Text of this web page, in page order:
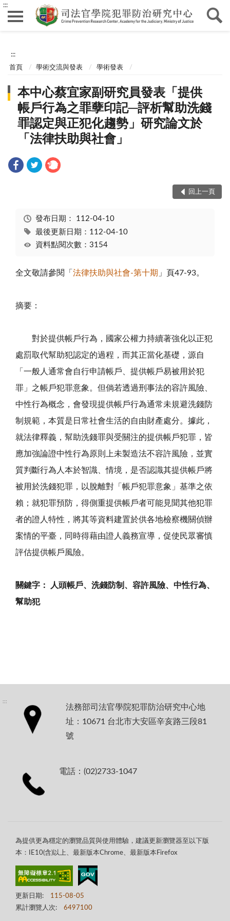
:::
:::
首頁 學術交流與發表 學術發表
本中心蔡宜家副研究員發表「提供
帳戶行為之罪孽印記─評析幫助洗錢
罪認定與正犯化趨勢」研究論文於
「法律扶助與社會」
回上一頁
發布日期： 112-04-10
最後更新日期：112-04-10
資料點閱次數：3154
全文敬請參閱「 法律扶助與社會-第十期 」頁47-93。
摘要：
對於提供帳戶行為，國家公權力持續著強化以正犯
處罰取代幫助犯認定的過程，而其正當化基礎，源自
「一般人通常會自行申請帳戶、提供帳戶易被用於犯
罪」之帳戶犯罪意象。但倘若透過刑事法的容許風險、
中性行為概念，會發現提供帳戶行為通常未規避洗錢防
制規範，本質是日常社會生活的自由財產處分。據此，
就法律釋義，幫助洗錢罪與受關注的提供帳戶犯罪，皆
應加強論證中性行為原則上未製造法不容許風險，並實
質判斷行為人本於智識、情境，是否認識其提供帳戶將
被用於洗錢犯罪，以脫離對「帳戶犯罪意象」基準之依
賴；就犯罪預防，得側重提供帳戶者可能見聞其他犯罪
者的證人特性，將其等資料建置於供各地檢察機關偵辦
案情的平臺，同時得藉由證人義務宣導，促使民眾審慎
評估提供帳戶風險。
關鍵字： 人頭帳戶、洗錢防制、容許風險、中性行為、
幫助犯
:::
法務部司法官學院犯罪防治研究中心地
址：10671 台北市大安區辛亥路三段81
號
電話：(02)2733-1047
為提供更為穩定的瀏覽品質與使用體驗，建議更新瀏覽器至以下版
本：IE10(含)以上、最新版本Chrome、最新版本Firefox
更新日期:
115-08-05
累計瀏覽人次:
6497100